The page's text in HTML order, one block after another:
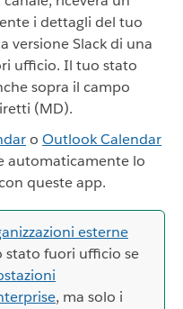
i dettagli del tuo
versione Slack di una
ufficio. Il tuo stato
sopra il campo
(MD).
o Outlook Calendar
automaticamente lo
queste app.
esterne
stato fuori ufficio se
, ma solo i